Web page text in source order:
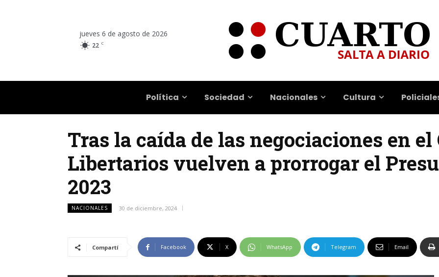
jueves 6 de agosto de 2026
22 C
Política Sociedad Nacionales Cultura
Tras la caída de las negociaciones en el
Libertarios vuelven a prorrogar el
2023
NACIONALES 30 de diciembre, 2024
Compartí Facebook X WhatsApp Telegram Email